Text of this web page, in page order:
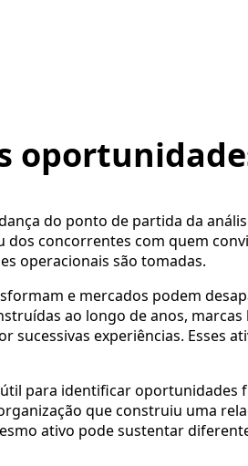
do ponto de partida da
concorrentes com quem
operacionais são tomadas.
e mercados podem
ao longo de anos,
sucessivas experiências.
para identificar
que construiu uma
ativo pode sustentar